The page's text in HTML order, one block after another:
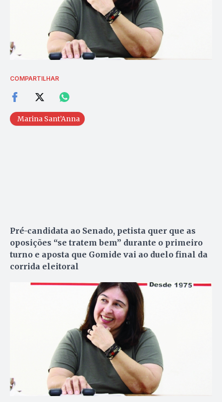
COMPARTILHAR
Marina Sant’Anna
Pré-candidata ao Senado, petista quer que as
oposições “se tratem bem” durante o primeiro
turno e aposta que Gomide vai ao duelo final da
corrida eleitoral